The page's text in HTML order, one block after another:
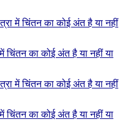
में चिंतन का कोई अंत है या नहीं
चिंतन का कोई अंत है या नहीं या
में चिंतन का कोई अंत है या नहीं
चिंतन का कोई अंत है या नहीं या